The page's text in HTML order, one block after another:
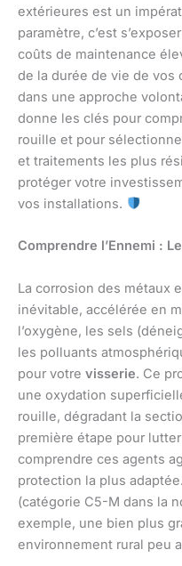
extérieures est un
paramètre, c’est
coûts de maintenance
de la durée de vie de vos
dans une approche
donne les clés pour
rouille et pour
et traitements les plus
protéger votre
vos installations.
Comprendre l’Ennemi :
La corrosion des métaux
inévitable, accélérée en
l’oxygène, les sels
les polluants
pour votre visserie. Ce
une oxydation
rouille, dégradant la
première étape pour
comprendre ces agents
protection la plus
(catégorie C5-M dans la
exemple, une bien plus
environnement rural peu